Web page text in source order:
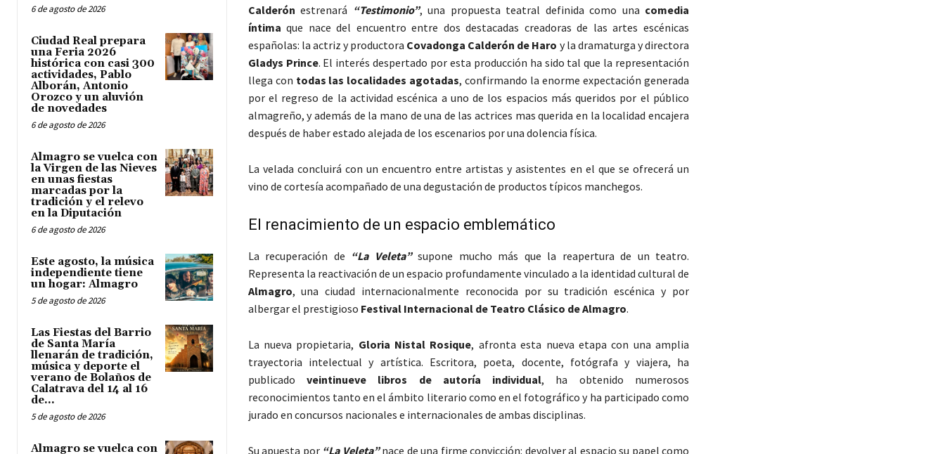
6 de agosto de 2026
Ciudad Real prepara
una Feria 2026
histórica con casi 300
actividades, Pablo
Alborán, Antonio
Orozco y un aluvión
de novedades
6 de agosto de 2026
Almagro se vuelca con
la Virgen de las Nieves
en unas fiestas
marcadas por la
tradición y el relevo
en la Diputación
6 de agosto de 2026
Este agosto, la música
independiente tiene
un hogar: Almagro
5 de agosto de 2026
Las Fiestas del Barrio
de Santa María
llenarán de tradición,
música y deporte el
verano de Bolaños de
Calatrava del 14 al 16
de...
5 de agosto de 2026
Almagro se vuelca con
Calderón estrenará “Testimonio”, una propuesta teatral definida como una comedia
íntima que nace del encuentro entre dos destacadas creadoras de las artes escénicas
españolas: la actriz y productora Covadonga Calderón de Haro y la dramaturga y directora
Gladys Prince. El interés despertado por esta producción ha sido tal que la representación
llega con todas las localidades agotadas, confirmando la enorme expectación generada
por el regreso de la actividad escénica a uno de los espacios más queridos por el público
almagreño, y además de la mano de una de las actrices mas querida en la localidad encajera
después de haber estado alejada de los escenarios por una dolencia física.
La velada concluirá con un encuentro entre artistas y asistentes en el que se ofrecerá un
vino de cortesía acompañado de una degustación de productos típicos manchegos.
El renacimiento de un espacio emblemático
La recuperación de “La Veleta” supone mucho más que la reapertura de un teatro.
Representa la reactivación de un espacio profundamente vinculado a la identidad cultural de
Almagro, una ciudad internacionalmente reconocida por su tradición escénica y por
albergar el prestigioso Festival Internacional de Teatro Clásico de Almagro.
La nueva propietaria, Gloria Nistal Rosique, afronta esta nueva etapa con una amplia
trayectoria intelectual y artística. Escritora, poeta, docente, fotógrafa y viajera, ha
publicado veintinueve libros de autoría individual, ha obtenido numerosos
reconocimientos tanto en el ámbito literario como en el fotográfico y ha participado como
jurado en concursos nacionales e internacionales de ambas disciplinas.
Su apuesta por “La Veleta” nace de una firme convicción: devolver al espacio su papel como